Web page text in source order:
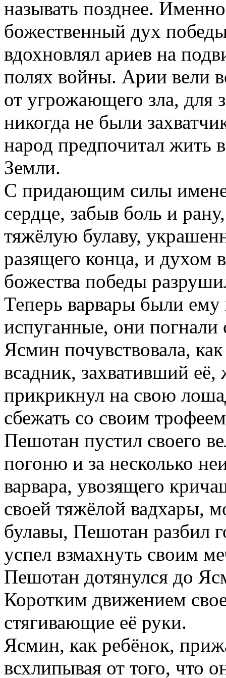
называть позднее.
божественный дух
вдохновлял ариев на
полях войны. Арии вели
от угрожающего зла, для
никогда не были
народ предпочитал жить
Земли.
С придающим силы
сердце, забыв боль и
тяжёлую булаву,
разящего конца, и духом
божества победы
Теперь варвары были ему
испуганные, они
Ясмин почувствовала,
всадник, захвативший её,
прикрикнул на свою
сбежать со своим
Пешотан пустил своего
погоню и за несколько
варвара, увозящего
своей тяжёлой вадхары,
булавы, Пешотан разбил
успел взмахнуть своим
Пешотан дотянулся до
Коротким движением
стягивающие её руки.
Ясмин, как ребёнок,
всхлипывая от того, что